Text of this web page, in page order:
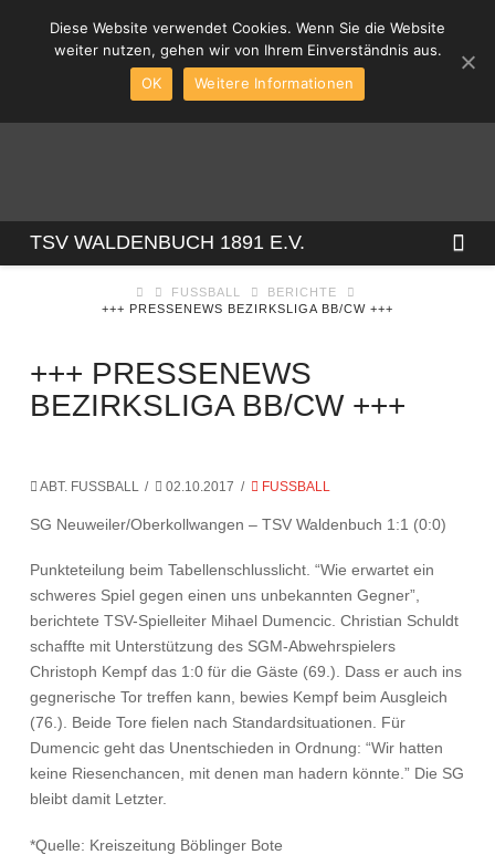
TSV
WALDENBUCH
1891
TSV WALDENBUCH 1891 E.V.
FUSSBALL
BERICHTE
+++ PRESSENEWS BEZIRKSLIGA BB/CW +++
+++ PRESSENEWS
BEZIRKSLIGA BB/CW +++
ABT. FUSSBALL 02.10.2017 FUSSBALL
SG Neuweiler/Oberkollwangen – TSV Waldenbuch 1:1 (0:0)
Punkteteilung beim Tabellenschlusslicht. “Wie erwartet ein
schweres Spiel gegen einen uns unbekannten Gegner”,
berichtete TSV-Spielleiter Mihael Dumencic. Christian Schuldt
schaffte mit Unterstützung des SGM-Abwehrspielers
Christoph Kempf das 1:0 für die Gäste (69.). Dass er auch ins
gegnerische Tor treffen kann, bewies Kempf beim Ausgleich
(76.). Beide Tore fielen nach Standardsituationen. Für
Dumencicgeht das Unentschieden in Ordnung: “Wir hatten
keine Riesenchancen, mit denen man hadern könnte.” Die SG
bleibt damit Letzter.
*Quelle: Kreiszeitung Böblinger Bote
Diese Website verwendet Cookies. Wenn Sie die Website
weiter nutzen, gehen wir von Ihrem Einverständnis aus.
OK
Weitere Informationen